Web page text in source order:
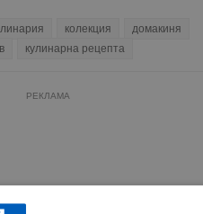
колекция
домакиня
кулинарна рецепта
РЕКЛАМА